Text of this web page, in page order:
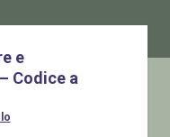
e
Codice a